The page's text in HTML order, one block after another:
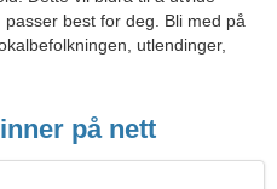
best for deg. Bli med på
utlendinger,
på nett